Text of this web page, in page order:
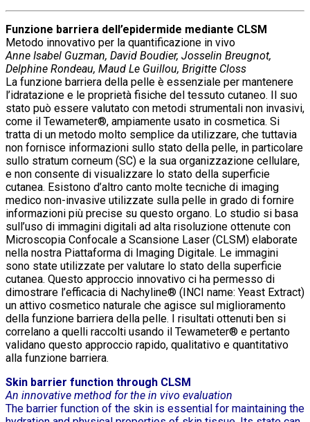
Funzione barriera dell’epidermide mediante CLSM
Metodo innovativo per la quantificazione in vivo
Anne Isabel Guzman, David Boudier, Josselin Breugnot,
Delphine Rondeau, Maud Le Guillou, Brigitte Closs
La funzione barriera della pelle è essenziale per mantenere
l’idratazione e le proprietà fisiche del tessuto cutaneo. Il suo
stato può essere valutato con metodi strumentali non invasivi,
come il Tewameter®, ampiamente usato in cosmetica. Si
tratta di un metodo molto semplice da utilizzare, che tuttavia
non fornisce informazioni sullo stato della pelle, in particolare
sullo stratum corneum (SC) e la sua organizzazione cellulare,
e non consente di visualizzare lo stato della superficie
cutanea. Esistono d’altro canto molte tecniche di imaging
medico non-invasive utilizzate sulla pelle in grado di fornire
informazioni più precise su questo organo. Lo studio si basa
sull’uso di immagini digitali ad alta risoluzione ottenute con
Microscopia Confocale a Scansione Laser (CLSM) elaborate
nella nostra Piattaforma di Imaging Digitale. Le immagini
sono state utilizzate per valutare lo stato della superficie
cutanea. Questo approccio innovativo ci ha permesso di
dimostrare l’efficacia di Nachyline® (INCI name: Yeast Extract)
un attivo cosmetico naturale che agisce sul miglioramento
della funzione barriera della pelle. I risultati ottenuti ben si
correlano a quelli raccolti usando il Tewameter® e pertanto
validano questo approccio rapido, qualitativo e quantitativo
alla funzione barriera.
Skin barrier function through CLSM
An innovative method for the in vivo evaluation
The barrier function of the skin is essential for maintaining the